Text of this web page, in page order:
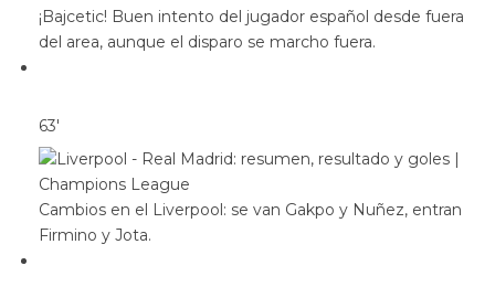
¡Bajcetic! Buen intento del jugador español desde fuera
del area, aunque el disparo se marcho fuera.
63′
Cambios en el Liverpool: se van Gakpo y Nuñez, entran
Firmino y Jota.